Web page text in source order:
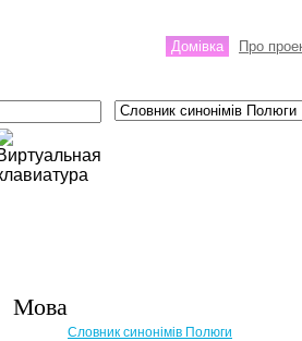
Домівка Про
Мова
Словник синонімів Полюги